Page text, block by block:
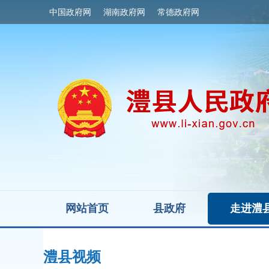
中国政府网 湖南政府网 常德政府网
网站首页 县政府 走进澧
澧县视频